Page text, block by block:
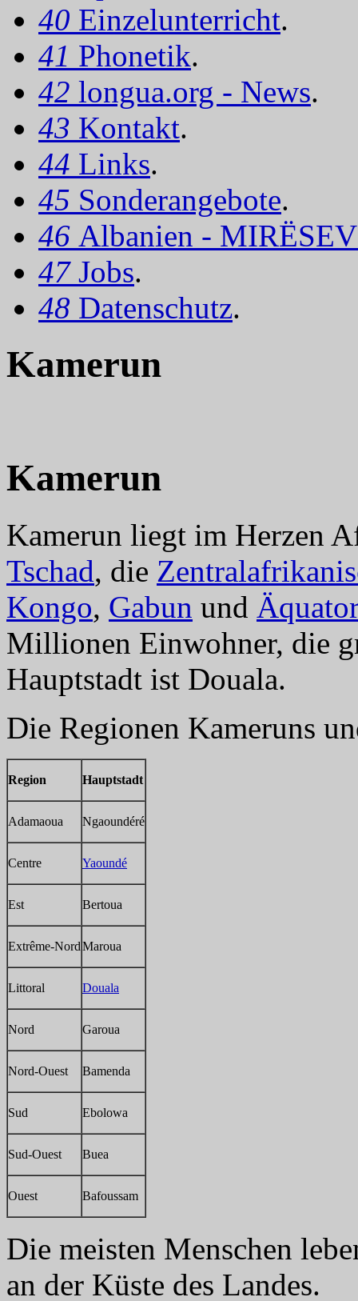
40 Einzelunterricht.
41 Phonetik.
42 longua.org - News.
43 Kontakt.
44 Links.
45 Sonderangebote.
46 Albanien -
47 Jobs.
48 Datenschutz.
Kamerun
Kamerun
Kamerun liegt im Herzen
Tschad, die
Kongo, Gabun und
Millionen Einwohner, die
Hauptstadt ist Douala.
Die Regionen Kameruns
Region Hauptstadt
Adamaoua Ngaoundéré
Centre Yaoundé
Est Bertoua
Extrême-NordMaroua
Littoral Douala
Nord Garoua
Nord-Ouest Bamenda
Sud Ebolowa
Sud-Ouest Buea
Ouest Bafoussam
Die meisten Menschen
an der Küste des Landes.